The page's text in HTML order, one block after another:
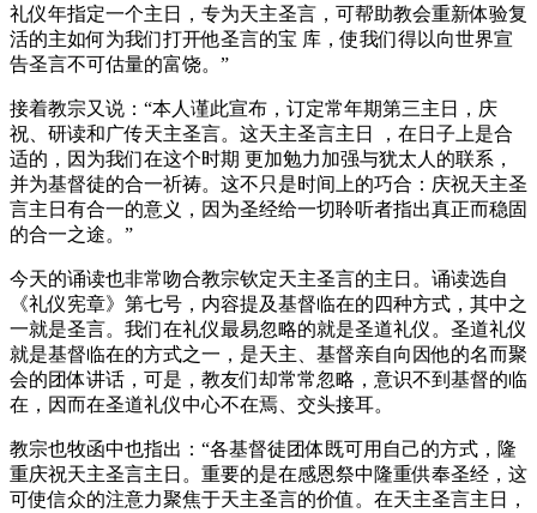
礼仪年指定一个主日，专为天主圣言，可帮助教会重新体验复
活的主如何为我们打开他圣言的宝 库，使我们得以向世界宣
告圣言不可估量的富饶。”
接着教宗又说：“本人谨此宣布，订定常年期第三主日，庆
祝、研读和广传天主圣言。这天主圣言主日 ，在日子上是合
适的，因为我们在这个时期 更加勉力加强与犹太人的联系，
并为基督徒的合一祈祷。这不只是时间上的巧合：庆祝天主圣
言主日有合一的意义，因为圣经给一切聆听者指出真正而稳固
的合一之途。”
今天的诵读也非常吻合教宗钦定天主圣言的主日。诵读选自
《礼仪宪章》第七号，内容提及基督临在的四种方式，其中之
一就是圣言。我们在礼仪最易忽略的就是圣道礼仪。圣道礼仪
就是基督临在的方式之一，是天主、基督亲自向因他的名而聚
会的团体讲话，可是，教友们却常常忽略，意识不到基督的临
在，因而在圣道礼仪中心不在焉、交头接耳。
教宗也牧函中也指出：“各基督徒团体既可用自己的方式，隆
重庆祝天主圣言主日。重要的是在感恩祭中隆重供奉圣经，这
可使信众的注意力聚焦于天主圣言的价值。在天主圣言主日，